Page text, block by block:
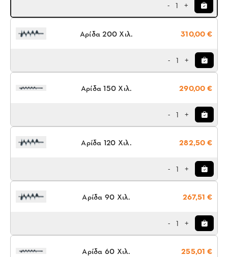
- 1 +
Αρίδα 200 Χιλ. 310,00 €
- 1 +
Αρίδα 150 Χιλ. 290,00 €
- 1 +
Αρίδα 120 Χιλ. 282,50 €
- 1 +
Αρίδα 90 Χιλ. 267,51 €
- 1 +
Αρίδα 60 Χιλ. 255,01 €